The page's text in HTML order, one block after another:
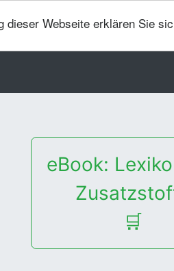
Webseite erklären Sie
eBook:
🛒